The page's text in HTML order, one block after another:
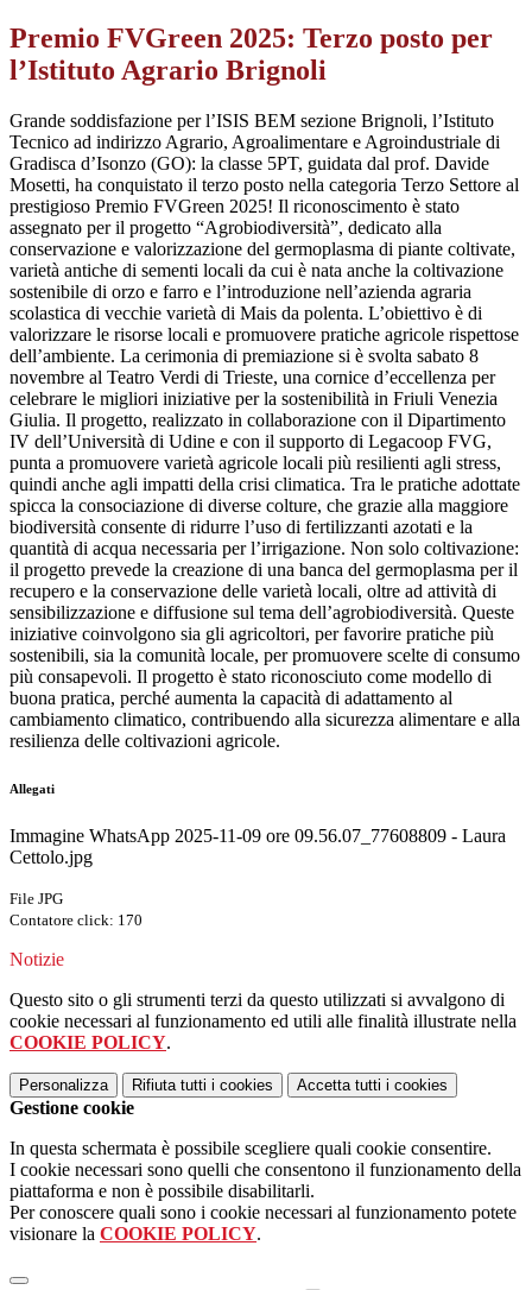
Premio FVGreen 2025: Terzo posto per
l’Istituto Agrario Brignoli
Grande soddisfazione per l’ISIS BEM sezione Brignoli, l’Istituto
Tecnico ad indirizzo Agrario, Agroalimentare e Agroindustriale di
Gradisca d’Isonzo (GO): la classe 5PT, guidata dal prof. Davide
Mosetti, ha conquistato il terzo posto nella categoria Terzo Settore al
prestigioso Premio FVGreen 2025! Il riconoscimento è stato
assegnato per il progetto “Agrobiodiversità”, dedicato alla
conservazione e valorizzazione del germoplasma di piante coltivate,
varietà antiche di sementi locali da cui è nata anche la coltivazione
sostenibile di orzo e farro e l’introduzione nell’azienda agraria
scolastica di vecchie varietà di Mais da polenta. L’obiettivo è di
valorizzare le risorse locali e promuovere pratiche agricole rispettose
dell’ambiente. La cerimonia di premiazione si è svolta sabato 8
novembre al Teatro Verdi di Trieste, una cornice d’eccellenza per
celebrare le migliori iniziative per la sostenibilità in Friuli Venezia
Giulia. Il progetto, realizzato in collaborazione con il Dipartimento
IV dell’Università di Udine e con il supporto di Legacoop FVG,
punta a promuovere varietà agricole locali più resilienti agli stress,
quindi anche agli impatti della crisi climatica. Tra le pratiche adottate
spicca la consociazione di diverse colture, che grazie alla maggiore
biodiversità consente di ridurre l’uso di fertilizzanti azotati e la
quantità di acqua necessaria per l’irrigazione. Non solo coltivazione:
il progetto prevede la creazione di una banca del germoplasma per il
recupero e la conservazione delle varietà locali, oltre ad attività di
sensibilizzazione e diffusione sul tema dell’agrobiodiversità. Queste
iniziative coinvolgono sia gli agricoltori, per favorire pratiche più
sostenibili, sia la comunità locale, per promuovere scelte di consumo
più consapevoli. Il progetto è stato riconosciuto come modello di
buona pratica, perché aumenta la capacità di adattamento al
cambiamento climatico, contribuendo alla sicurezza alimentare e alla
resilienza delle coltivazioni agricole.
Allegati
Immagine WhatsApp 2025-11-09 ore 09.56.07_77608809 - Laura
Cettolo.jpg
File JPG
Contatore click: 170
Notizie
Questo sito o gli strumenti terzi da questo utilizzati si avvalgono di
cookie necessari al funzionamento ed utili alle finalità illustrate nella
COOKIE POLICY.
Personalizza Rifiuta tutti i cookies Accetta tutti i cookies
Gestione cookie
In questa schermata è possibile scegliere quali cookie consentire.
I cookie necessari sono quelli che consentono il funzionamento della
piattaforma e non è possibile disabilitarli.
Per conoscere quali sono i cookie necessari al funzionamento potete
visionare la COOKIE POLICY.